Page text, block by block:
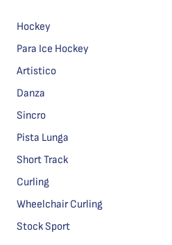
Hockey
Para Ice Hockey
Artistico
Danza
Sincro
Pista Lunga
Short Track
Curling
Wheelchair Curling
Stock Sport